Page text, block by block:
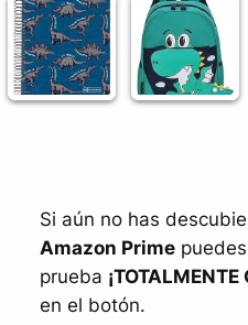
Si aún no has
Amazon Primepuedes
prueba ¡TOTALMENTE
en el botón.